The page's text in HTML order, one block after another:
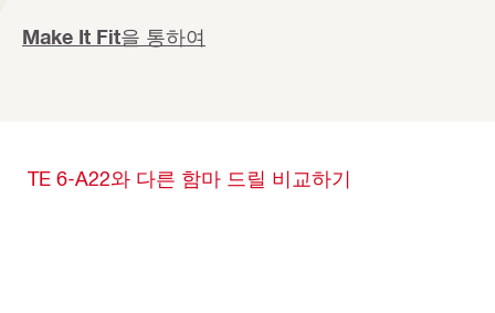
Make It Fit을 통하여
TE 6-A22와 다른 함마 드릴 비교하기